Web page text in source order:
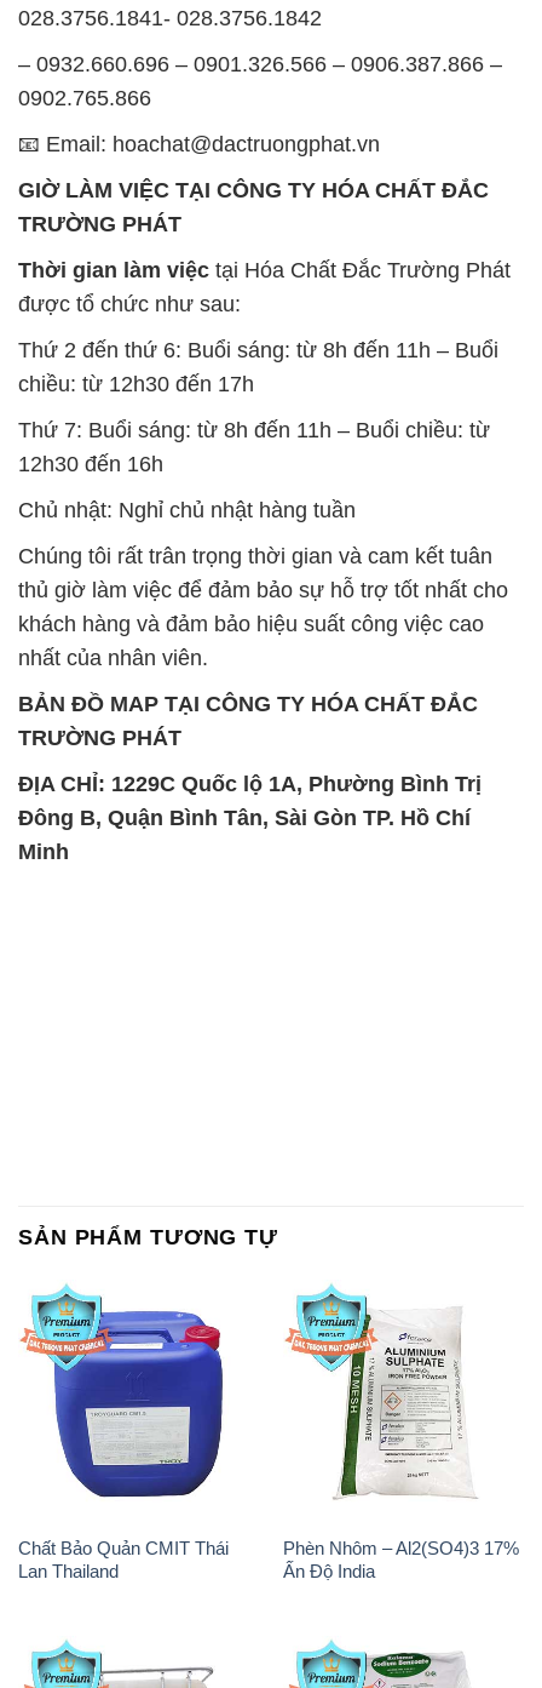
028.3756.1841- 028.3756.1842
– 0932.660.696 – 0901.326.566 – 0906.387.866 –
0902.765.866
📧 Email: hoachat@dactruongphat.vn
GIỜ LÀM VIỆC TẠI CÔNG TY HÓA CHẤT ĐẮC
TRƯỜNG PHÁT
Thời gian làm việc tại Hóa Chất Đắc Trường Phát
được tổ chức như sau:
Thứ 2 đến thứ 6: Buổi sáng: từ 8h đến 11h – Buổi
chiều: từ 12h30 đến 17h
Thứ 7: Buổi sáng: từ 8h đến 11h – Buổi chiều: từ
12h30 đến 16h
Chủ nhật: Nghỉ chủ nhật hàng tuần
Chúng tôi rất trân trọng thời gian và cam kết tuân
thủ giờ làm việc để đảm bảo sự hỗ trợ tốt nhất cho
khách hàng và đảm bảo hiệu suất công việc cao
nhất của nhân viên.
BẢN ĐỒ MAP TẠI CÔNG TY HÓA CHẤT ĐẮC
TRƯỜNG PHÁT
ĐỊA CHỈ: 1229C Quốc lộ 1A, Phường Bình Trị
Đông B, Quận Bình Tân, Sài Gòn TP. Hồ Chí
Minh
SẢN PHẨM TƯƠNG TỰ
Chất Bảo Quản CMIT Thái
Lan Thailand
Phèn Nhôm – Al2(SO4)3 17%
Ấn Độ India